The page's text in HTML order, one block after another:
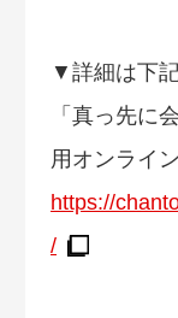
▼詳細は下
「真っ先に
用オンライ
https://
/